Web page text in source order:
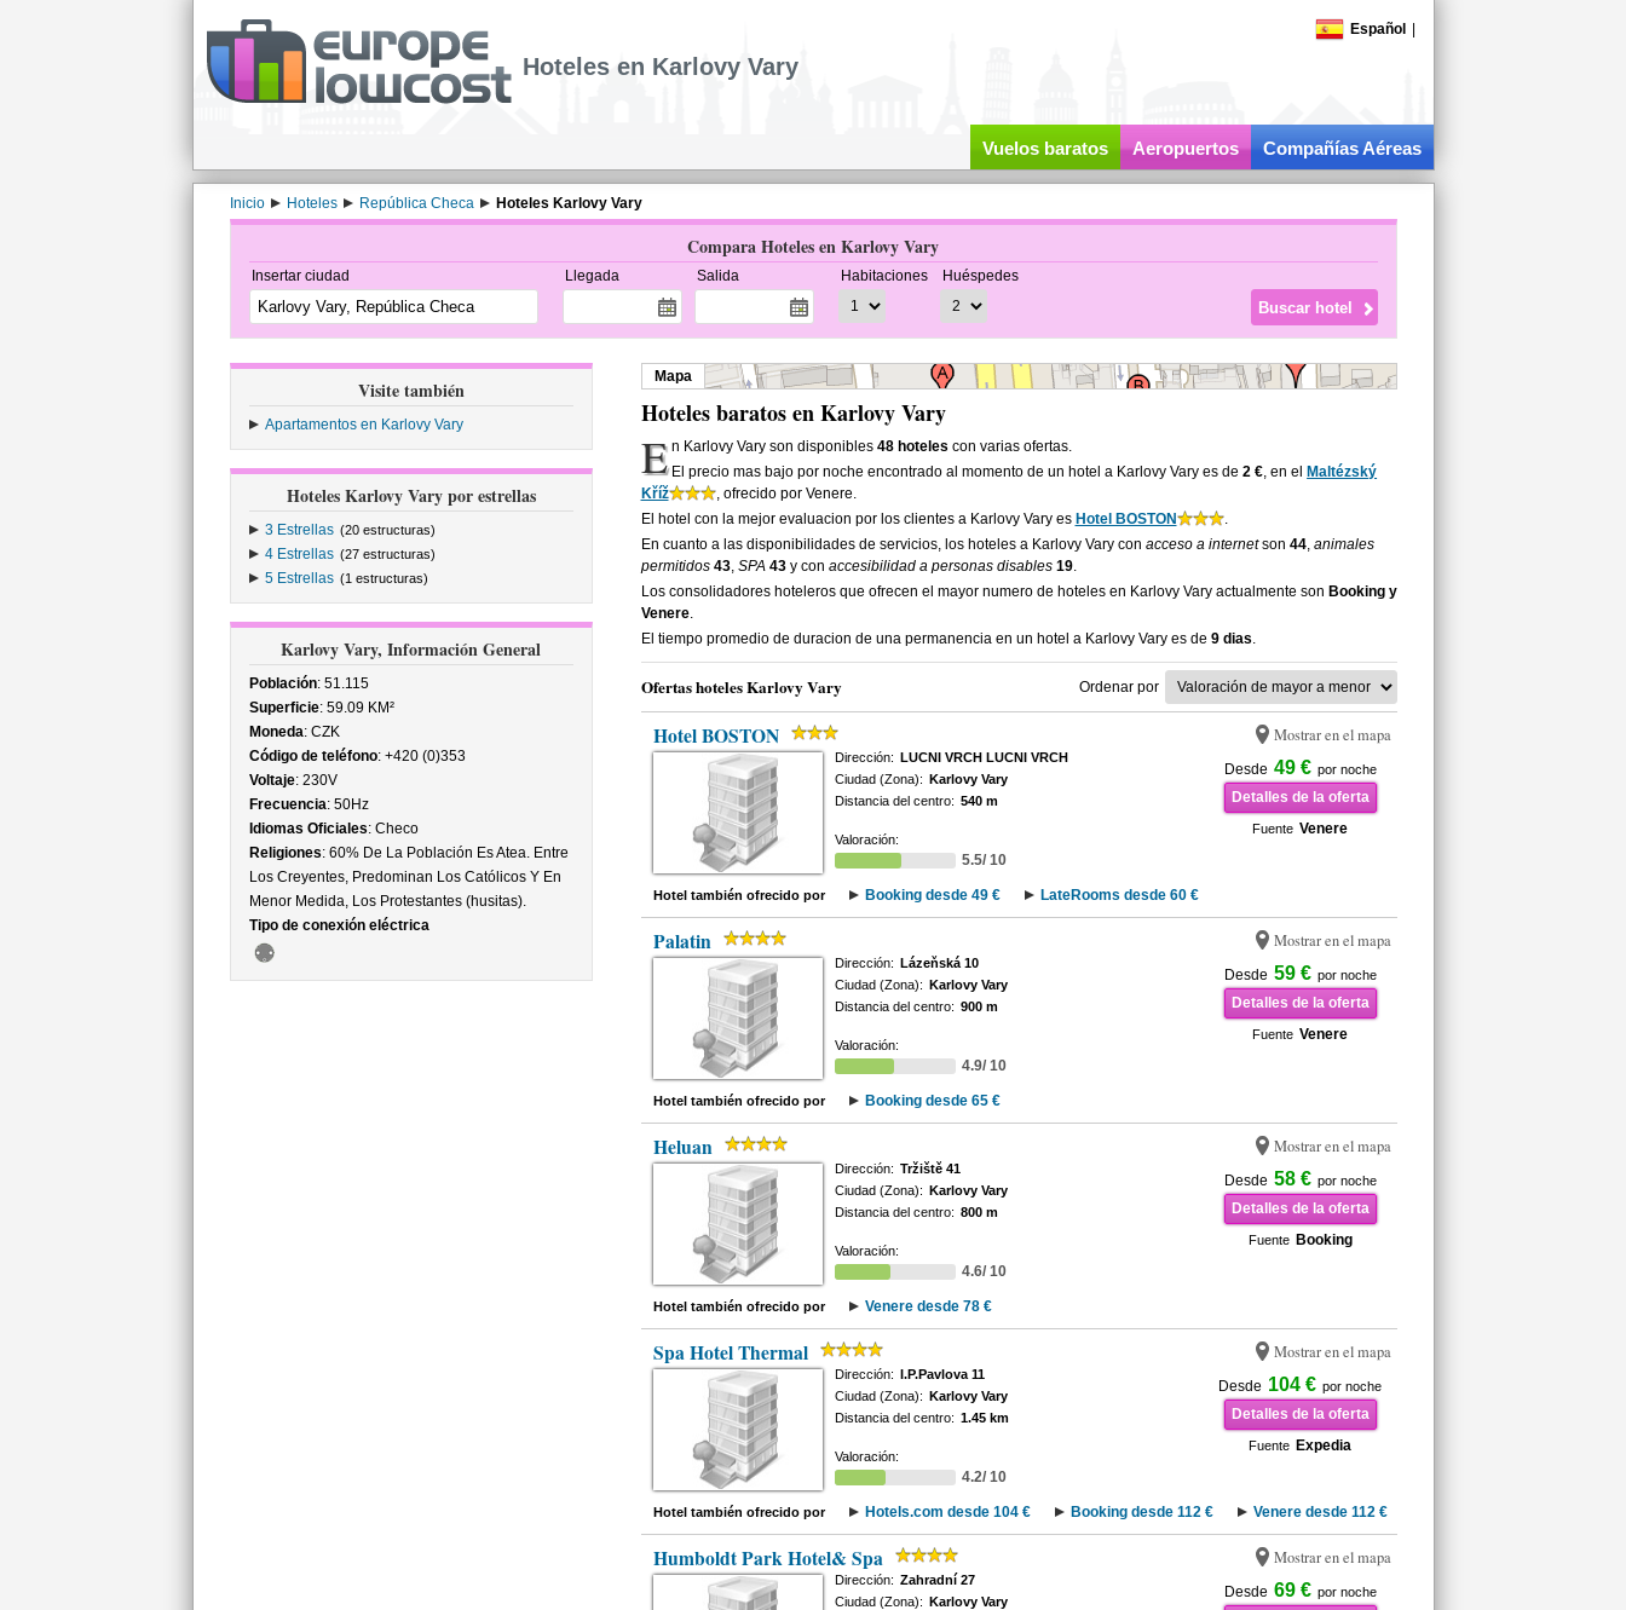
Español
Hoteles en Karlovy Vary
Vuelos baratos Aeropuertos Compañías Aéreas
Inicio Hoteles República Checa Hoteles Karlovy Vary
Compara Hoteles en Karlovy Vary
Insertar ciudad Llegada Salida Habitaciones Huéspedes
Visite también
Apartamentos en Karlovy Vary
Hoteles Karlovy Vary por estrellas
3 Estrellas (20 estructuras)
4 Estrellas (27 estructuras)
5 Estrellas (1 estructuras)
Karlovy Vary, Información General
Población: 51.115
Superficie: 59.09 KM²
Moneda: CZK
Código de teléfono: +420 (0)353
Voltaje: 230V
Frecuencia: 50Hz
Idiomas Oficiales: Checo
Religiones: 60% De La Población Es Atea. Entre
Los Creyentes, Predominan Los Católicos Y En
Menor Medida, Los Protestantes (husitas).
Tipo de conexión eléctrica
Mapa
Hoteles baratos en Karlovy Vary
E n Karlovy Vary son disponibles48 hoteles con varias ofertas.
El precio mas bajo por noche encontrado al momento de un hotel a Karlovy Vary es de2 €, en el
Maltézský
Kříž
, ofrecido por Venere.
El hotel con la mejor evaluacion por los clientes a Karlovy Vary es Hotel BOSTON
.
En cuanto a las disponibilidades de servicios, los hoteles a Karlovy Vary con acceso a internetson 44, animales
permitidos 43, SPA 43y con accesibilidad a personas disables 19.
Los consolidadores hoteleros que ofrecen el mayor numero de hoteles en Karlovy Vary actualmente son Booking y
Venere.
El tiempo promedio de duracion de una permanencia en un hotel a Karlovy Vary es de 9 dias.
Ofertas hoteles Karlovy Vary Ordenar por
Hotel BOSTON Mostrar en el mapa
Desde 49 € por noche
Detalles de la oferta
Fuente Venere
Dirección: LUCNI VRCH LUCNI VRCH
Ciudad (Zona): Karlovy Vary
Distancia del centro: 540 m
Valoración:
5.5/ 10
Hotel también ofrecido por Booking desde 49 € LateRooms desde 60 €
Palatin Mostrar en el mapa
Desde 59 € por noche
Detalles de la oferta
Fuente Venere
Dirección: Lázeňská 10
Ciudad (Zona): Karlovy Vary
Distancia del centro: 900 m
Valoración:
4.9/ 10
Hotel también ofrecido por Booking desde 65 €
Heluan Mostrar en el mapa
Desde 58 € por noche
Detalles de la oferta
Fuente Booking
Dirección: Tržiště 41
Ciudad (Zona): Karlovy Vary
Distancia del centro: 800 m
Valoración:
4.6/ 10
Hotel también ofrecido por Venere desde 78 €
Spa Hotel Thermal Mostrar en el mapa
Desde 104 € por noche
Detalles de la oferta
Fuente Expedia
Dirección: I.P.Pavlova 11
Ciudad (Zona): Karlovy Vary
Distancia del centro: 1.45 km
Valoración:
4.2/ 10
Hotel también ofrecido por Hotels.com desde 104 € Booking desde 112 € Venere desde 112 €
Humboldt Park Hotel& Spa Mostrar en el mapa
Desde 69 € por noche
Dirección: Zahradní 27
Ciudad (Zona): Karlovy Vary